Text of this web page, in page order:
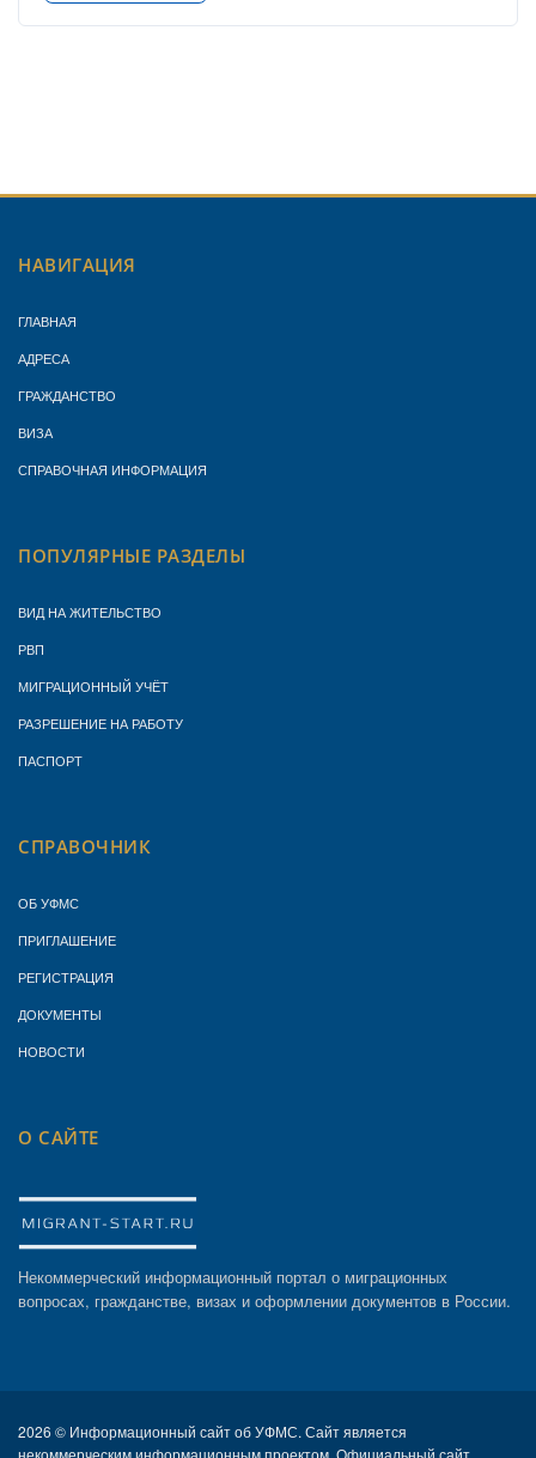
НАВИГАЦИЯ
ГЛАВНАЯ
АДРЕСА
ГРАЖДАНСТВО
ВИЗА
СПРАВОЧНАЯ ИНФОРМАЦИЯ
ПОПУЛЯРНЫЕ РАЗДЕЛЫ
ВИД НА ЖИТЕЛЬСТВО
РВП
МИГРАЦИОННЫЙ УЧЁТ
РАЗРЕШЕНИЕ НА РАБОТУ
ПАСПОРТ
СПРАВОЧНИК
ОБ УФМС
ПРИГЛАШЕНИЕ
РЕГИСТРАЦИЯ
ДОКУМЕНТЫ
НОВОСТИ
О САЙТЕ
Некоммерческий информационный портал о миграционных
вопросах, гражданстве, визах и оформлении документов в России.
2026 © Информационный сайт об УФМС. Сайт является